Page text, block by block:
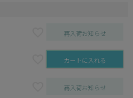
再入荷お知らせ
カートに入れる
再入荷お知らせ